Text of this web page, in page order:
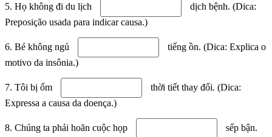
5. Họ không đi du lịch
dịch bệnh. (Dica:
Preposição usada para indicar causa.)
6. Bé không ngủ
tiếng ồn. (Dica: Explica o
motivo da insônia.)
7. Tôi bị ốm
thời tiết thay đổi. (Dica:
Expressa a causa da doença.)
8. Chúng ta phải hoãn cuộc họp
sếp bận.